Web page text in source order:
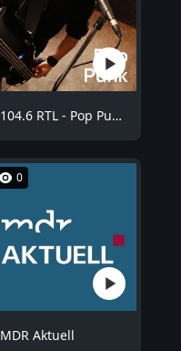
104.6 RTL - Pop Punk
0
MDR Aktuell